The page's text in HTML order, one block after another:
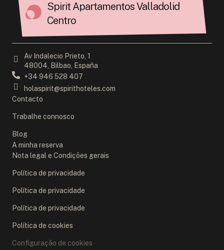
Spirit Apartamentos Valladolid
Centro
Av Indalecio Prieto, 1
48004, Bilbao, España
+34 946 528 407
holaspirit@spirithoteles.com
Contacto
Trabalhe connosco
Blog
A minha reserva
Nota legal e Condições gerais
Política de privacidade
Política de privacidade
Política de privacidade
Política de cookies
Configuração de cookies